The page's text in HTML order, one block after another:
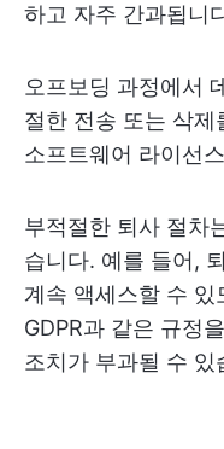
하고 자주 간과됩니
오프보딩 과정에서
절한 전송 또는 삭
소프트웨어 라이선
부적절한 퇴사 절차
습니다. 예를 들어,
계속 액세스할 수 있
GDPR과 같은 규정
조치가 부과될 수 있